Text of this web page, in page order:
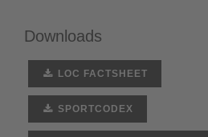
Downloads
LOC FACTSHEET
SPORTCODEX